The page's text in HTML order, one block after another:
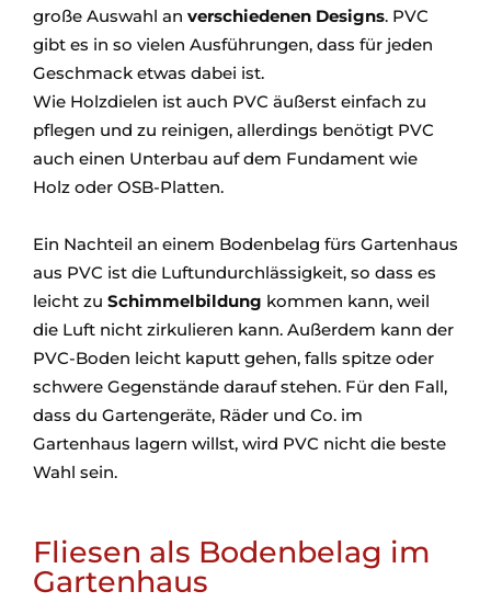
große Auswahl an verschiedenen Designs. PVC
gibt es in so vielen Ausführungen, dass für jeden
Geschmack etwas dabei ist.
Wie Holzdielen ist auch PVC äußerst einfach zu
pflegen und zu reinigen, allerdings benötigt PVC
auch einen Unterbau auf dem Fundament wie
Holz oder OSB-Platten.
Ein Nachteil an einem Bodenbelag fürs Gartenhaus
aus PVC ist die Luftundurchlässigkeit, so dass es
leicht zu Schimmelbildung kommen kann, weil
die Luft nicht zirkulieren kann. Außerdem kann der
PVC-Boden leicht kaputt gehen, falls spitze oder
schwere Gegenstände darauf stehen. Für den Fall,
dass du Gartengeräte, Räder und Co. im
Gartenhaus lagern willst, wird PVC nicht die beste
Wahl sein.
Fliesen als Bodenbelag im
Gartenhaus